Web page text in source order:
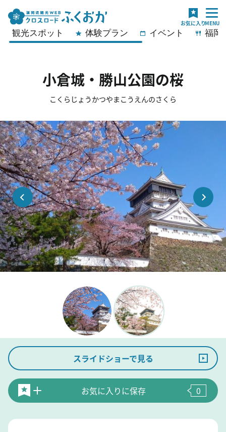
観光スポット 体験プラン イベント 福岡
小倉城・勝山公園の桜
こくらじょうかつやまこうえんのさくら
スライドショーで見る
お気に入りに保存 0